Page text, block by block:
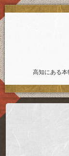
高知にある本